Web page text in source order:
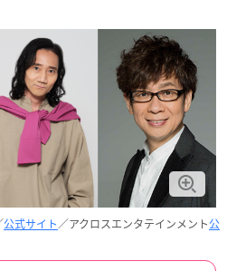
公式サイト／アクロスエンタテインメント公